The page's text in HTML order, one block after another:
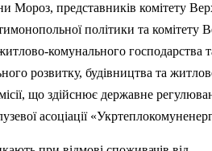
Мороз, представників комітету
політики та комітету
комунального господарства
розвитку, будівництва та
що здійснює державне
асоціації «